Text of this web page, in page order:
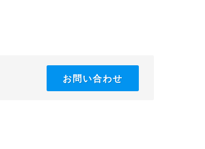
お問い合わせ